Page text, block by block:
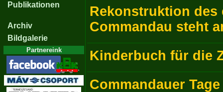
Publikationen
Archiv
Bildgalerie
Partnereink
Rekonstruktion des
Commandau steht
Kinderbuch für die
Commandauer Tage